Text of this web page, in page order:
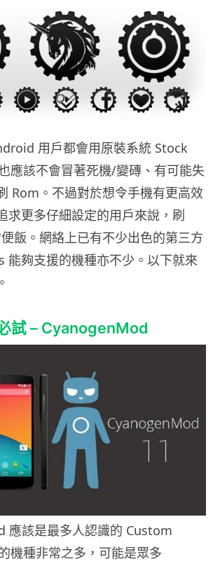
用戶都會用原裝系統 Stock
應該不會冒著死機/變磚、有可能失
Rom。不過對於想令手機有更高效
求更多仔細設定的用戶來說，刷
飯。網絡上已有不少出色的第三方
能夠支援的機種亦不少。以下就來
試 – CyanogenMod
應該是最多人認識的 Custom
機種非常之多，可能是眾多